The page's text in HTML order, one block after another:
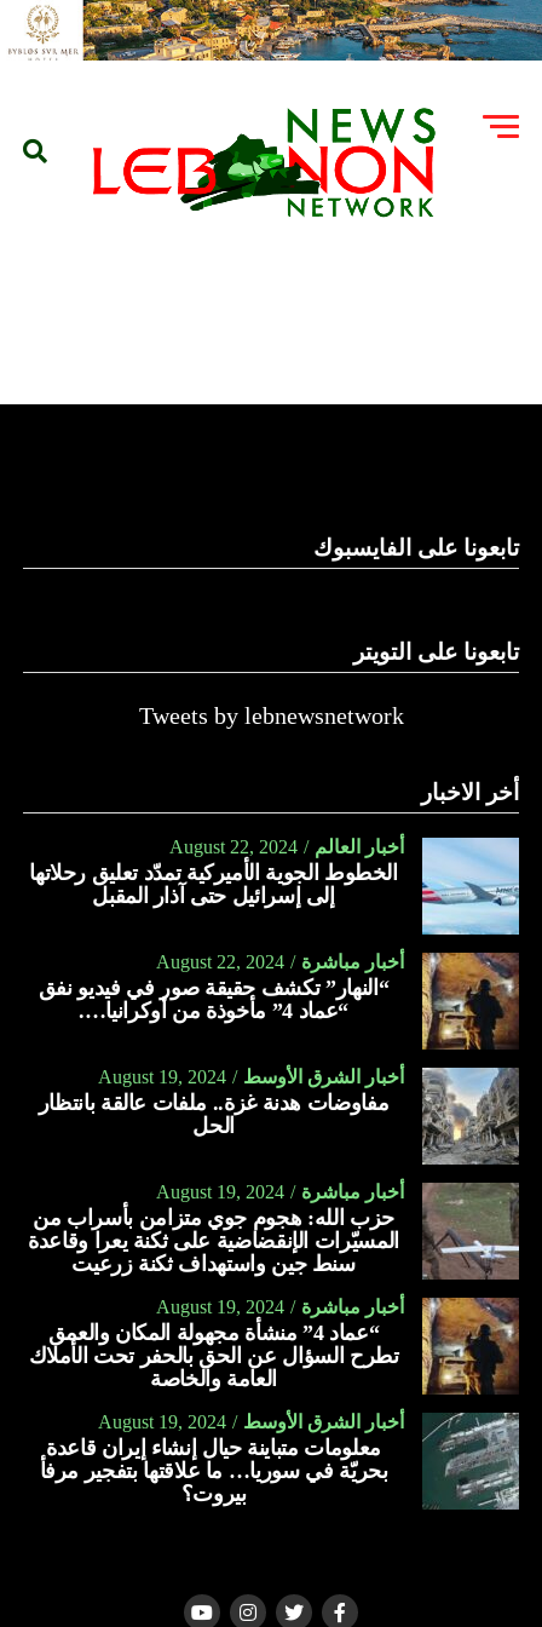
تابعونا على الفايسبوك
تابعونا على التويتر
Tweets by lebnewsnetwork
أخر الاخبار
أخبار العالم August 22, 2024
الخطوط الجوية الأميركية تمدّد تعليق رحلاتها
إلى إسرائيل حتى آذار المقبل
أخبار مباشرة August 22, 2024
“النهار” تكشف حقيقة صور في فيديو نفق
“عماد 4” مأخوذة من أوكرانيا….
أخبار الشرق الأوسط August 19, 2024
مفاوضات هدنة غزة.. ملفات عالقة بانتظار
الحل
أخبار مباشرة August 19, 2024
حزب الله: هجوم جوي متزامن بأسراب من
المسيّرات الإنقضاضية على ثكنة يعرا وقاعدة
سنط جين واستهداف ثكنة زرعيت
أخبار مباشرة August 19, 2024
“عماد 4” منشأة مجهولة المكان والعمق
تطرح السؤال عن الحق بالحفر تحت الأملاك
العامة والخاصة
أخبار الشرق الأوسط August 19, 2024
معلومات متباينة حيال إنشاء إيران قاعدة
بحريّة في سوريا… ما علاقتها بتفجير مرفأ
بيروت؟